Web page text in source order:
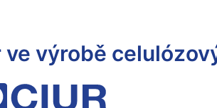
ve výrobě